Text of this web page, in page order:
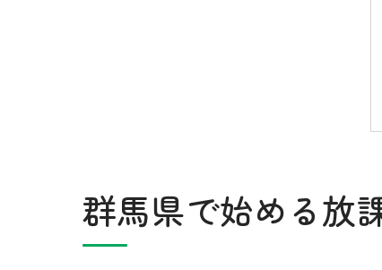
群馬県で始める放